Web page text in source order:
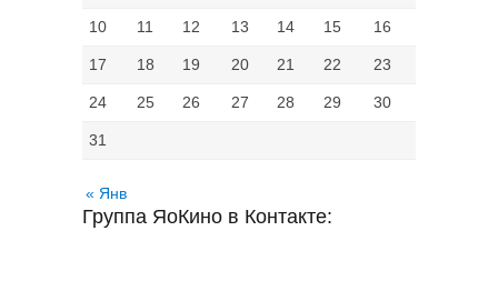
10 11 12 13 14 15 16
17 18 19 20 21 22 23
24 25 26 27 28 29 30
31
« Янв
Группа ЯоКино в Контакте: